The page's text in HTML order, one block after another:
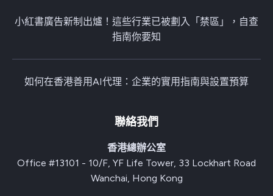
小紅書廣告新制出爐！這些行業已被劃入「禁區」，自查
指南你要知
如何在香港善用AI代理：企業的實用指南與設置預算
聯絡我們
香港總辦公室
Office #13101 - 10/F, YF Life Tower, 33 Lockhart Road
Wanchai, Hong Kong